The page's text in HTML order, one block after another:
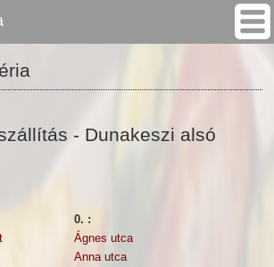
- Dunakeszi alsó
0. :
Ágnes utca
Anna utca